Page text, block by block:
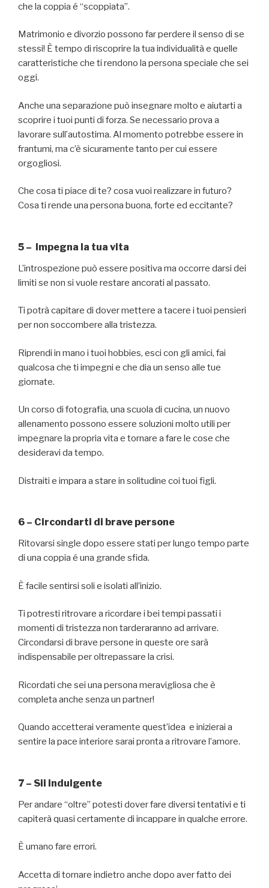
che la coppia é “scoppiata”.
Matrimonio e divorzio possono far perdere il senso di se
stessi! È tempo di riscoprire la tua individualità e quelle
caratteristiche che ti rendono la persona speciale che sei
oggi.
Anche una separazione può insegnare molto e aiutarti a
scoprire i tuoi punti di forza. Se necessario prova a
lavorare sull’autostima. Al momento potrebbe essere in
frantumi, ma c’è sicuramente tanto per cui essere
orgogliosi.
Che cosa ti piace di te? cosa vuoi realizzare in futuro?
Cosa ti rende una persona buona, forte ed eccitante?
5 – Impegna la tua vita
L’introspezione può essere positiva ma occorre darsi dei
limiti se non si vuole restare ancorati al passato.
Ti potrà capitare di dover mettere a tacere i tuoi pensieri
per non soccombere alla tristezza.
Riprendi in mano i tuoi hobbies, esci con gli amici, fai
qualcosa che ti impegni e che dia un senso alle tue
giornate.
Un corso di fotografia, una scuola di cucina, un nuovo
allenamento possono essere soluzioni molto utili per
impegnare la propria vita e tornare a fare le cose che
desideravi da tempo.
Distraiti e impara a stare in solitudine coi tuoi figli.
6 – Circondarti di brave persone
Ritovarsi single dopo essere stati per lungo tempo parte
di una coppia é una grande sfida.
È facile sentirsi soli e isolati all’inizio.
Ti potresti ritrovare a ricordare i bei tempi passati i
momenti di tristezza non tarderaranno ad arrivare.
Circondarsi di brave persone in queste ore sarà
indispensabile per oltrepassare la crisi.
Ricordati che sei una persona meravigliosa che è
completa anche senza un partner!
Quando accetterai veramente quest’idea e inizierai a
sentire la pace interiore sarai pronta a ritrovare l’amore.
7 – Sii indulgente
Per andare “oltre” potesti dover fare diversi tentativi e ti
capiterà quasi certamente di incappare in qualche errore.
È umano fare errori.
Accetta di tornare indietro anche dopo aver fatto dei